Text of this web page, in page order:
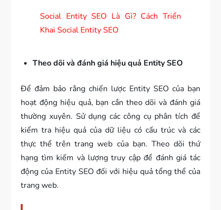
Social Entity SEO Là Gì? Cách Triển
Khai Social Entity SEO
Theo dõi và đánh giá hiệu quả Entity SEO
Để đảm bảo rằng chiến lược Entity SEO của bạn
hoạt động hiệu quả, bạn cần theo dõi và đánh giá
thường xuyên. Sử dụng các công cụ phân tích để
kiểm tra hiệu quả của dữ liệu có cấu trúc và các
thực thể trên trang web của bạn. Theo dõi thứ
hạng tìm kiếm và lượng truy cập để đánh giá tác
động của Entity SEO đối với hiệu quả tổng thể của
trang web.